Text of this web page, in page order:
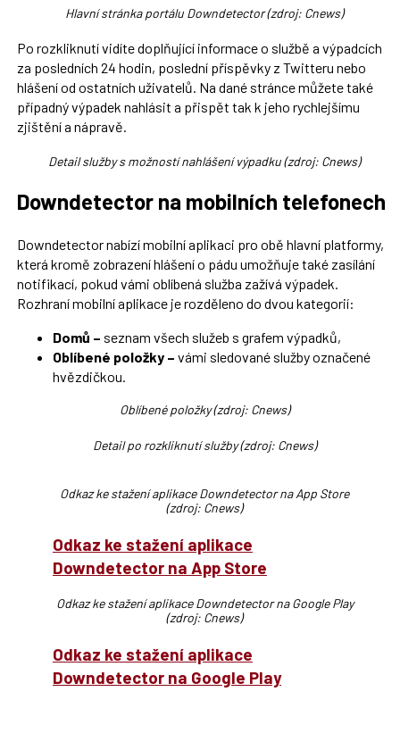
Hlavní stránka portálu Downdetector (zdroj: Cnews)
Po rozkliknutí vidíte doplňující informace o službě a výpadcích
za posledních 24 hodin, poslední příspěvky z Twitteru nebo
hlášení od ostatních uživatelů. Na dané stránce můžete také
případný výpadek nahlásit a přispět tak k jeho rychlejšímu
zjištění a nápravě.
Detail služby s možností nahlášení výpadku (zdroj: Cnews)
Downdetector na mobilních telefonech
Downdetector nabízí mobilní aplikaci pro obě hlavní platformy,
která kromě zobrazení hlášení o pádu umožňuje také zasílání
notifikací, pokud vámi oblíbená služba zažívá výpadek.
Rozhraní mobilní aplikace je rozděleno do dvou kategorií:
Domů – seznam všech služeb s grafem výpadků,
Oblíbené položky – vámi sledované služby označené
hvězdičkou.
Oblíbené položky (zdroj: Cnews)
Detail po rozkliknutí služby (zdroj: Cnews)
Odkaz ke stažení aplikace Downdetector na App Store
(zdroj: Cnews)
Odkaz ke stažení aplikace
Downdetector na App Store
Odkaz ke stažení aplikace Downdetector na Google Play
(zdroj: Cnews)
Odkaz ke stažení aplikace
Downdetector na Google Play